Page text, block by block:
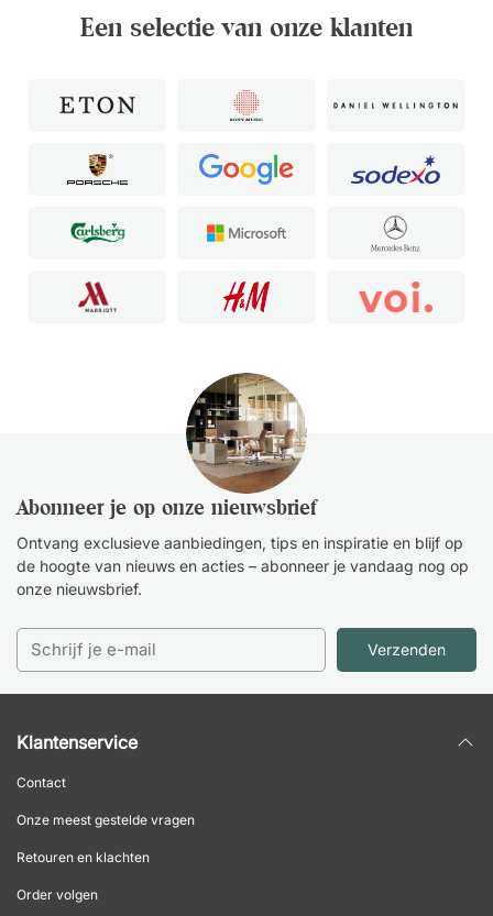
Een selectie van onze klanten
Abonneer je op onze nieuwsbrief
Ontvang exclusieve aanbiedingen, tips en inspiratie en blijf op
de hoogte van nieuws en acties – abonneer je vandaag nog op
onze nieuwsbrief.
Verzenden
Klantenservice
Contact
Onze meest gestelde vragen
Retouren en klachten
Order volgen